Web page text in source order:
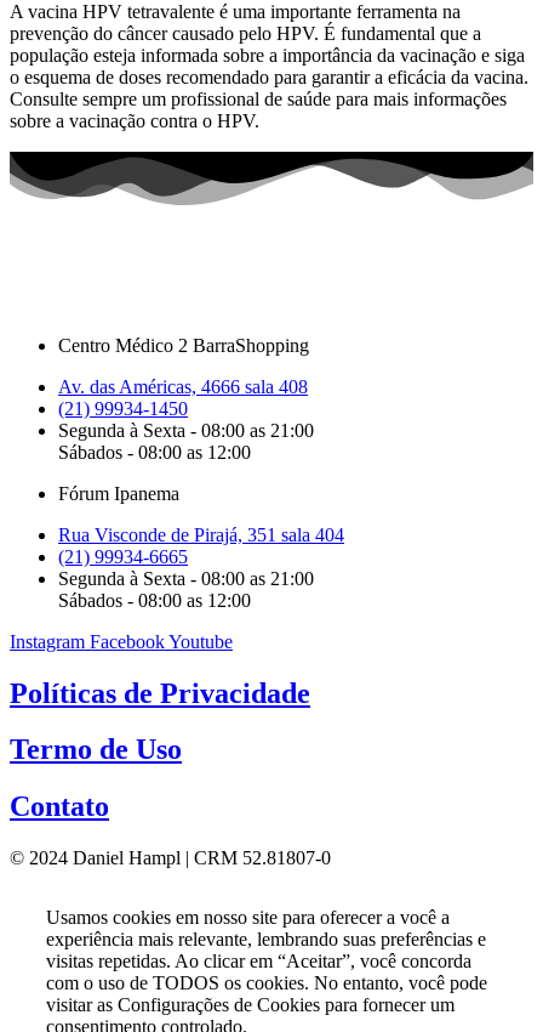
A vacina HPV tetravalente é uma importante ferramenta na
prevenção do câncer causado pelo HPV. É fundamental que a
população esteja informada sobre a importância da vacinação e siga
o esquema de doses recomendado para garantir a eficácia da vacina.
Consulte sempre um profissional de saúde para mais informações
sobre a vacinação contra o HPV.
Centro Médico 2 BarraShopping
Av. das Américas, 4666 sala 408
(21) 99934-1450
Segunda à Sexta - 08:00 as 21:00
Sábados - 08:00 as 12:00
Fórum Ipanema
Rua Visconde de Pirajá, 351 sala 404
(21) 99934-6665
Segunda à Sexta - 08:00 as 21:00
Sábados - 08:00 as 12:00
Instagram FacebookYoutube
Políticas de Privacidade
Termo de Uso
Contato
© 2024 Daniel Hampl | CRM 52.81807-0
Usamos cookies em nosso site para oferecer a você a
experiência mais relevante, lembrando suas preferências e
visitas repetidas. Ao clicar em “Aceitar”, você concorda
com o uso de TODOS os cookies. No entanto, você pode
visitar as Configurações de Cookies para fornecer um
consentimento controlado.